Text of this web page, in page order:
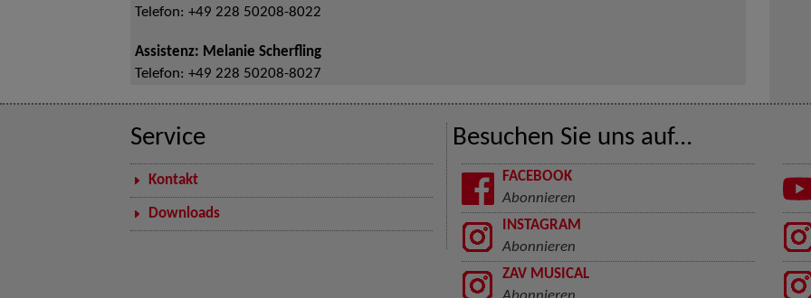
Telefon: +49 228 50208-8022
Assistenz: Melanie Scherfling
Telefon: +49 228 50208-8027
Service
Kontakt
Downloads
Besuchen Sie uns auf...
FACEBOOK
Abonnieren
INSTAGRAM
Abonnieren
ZAV MUSICAL